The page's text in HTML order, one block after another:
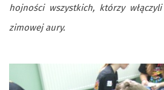
hojności wszystkich, którzy
zimowej aury.